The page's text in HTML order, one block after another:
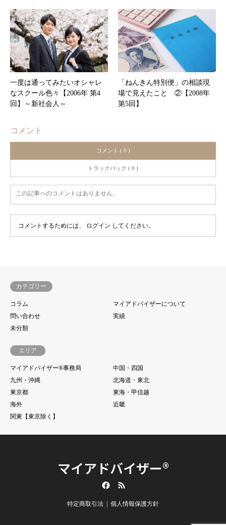
一度は通ってみたいオシャレ
なスクール色々【2006年 第4
回】～新社会人～
「ねんきん特別便」の相談現
場で見えたこと ②【2008年
第5回】
コメント
コメント ( 0 )
トラックバック ( 0 )
この記事へのコメントはありません。
コメントするためには、 ログイン してください。
カテゴリー
コラム
マイアドバイザーについて
問い合わせ
実績
未分類
エリア
マイアドバイザー®事務局
中国・四国
九州・沖縄
北海道・東北
東京都
東海・甲信越
海外
近畿
関東【東京除く】
マイアドバイザー®
特定商取引法 個人情報保護方針